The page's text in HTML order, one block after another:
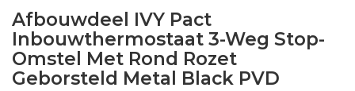
Afbouwdeel IVY Pact
Inbouwthermostaat 3-Weg Stop-
Omstel Met Rond Rozet
Geborsteld Metal Black PVD